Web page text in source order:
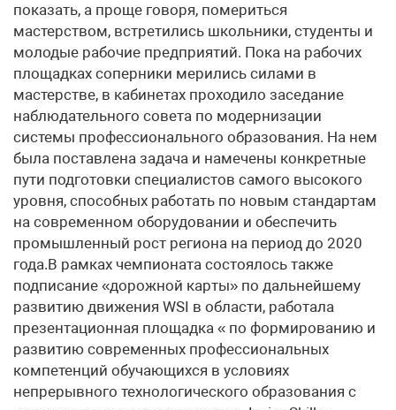
показать, а проще говоря, помериться
мастерством, встретились школьники, студенты и
молодые рабочие предприятий. Пока на рабочих
площадках соперники мерились силами в
мастерстве, в кабинетах проходило заседание
наблюдательного совета по модернизации
системы профессионального образования. На нем
была поставлена задача и намечены конкретные
пути подготовки специалистов самого высокого
уровня, способных работать по новым стандартам
на современном оборудовании и обеспечить
промышленный рост региона на период до 2020
года.В рамках чемпионата состоялось также
подписание «дорожной карты» по дальнейшему
развитию движения WSI в области, работала
презентационная площадка « по формированию и
развитию современных профессиональных
компетенций обучающихся в условиях
непрерывного технологического образования с